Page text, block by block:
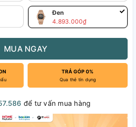
Đen
4.893.000₫
MUA NGAY
TRẢ GÓP 0%
Qua thẻ tín dụng
để tư vấn mua hàng